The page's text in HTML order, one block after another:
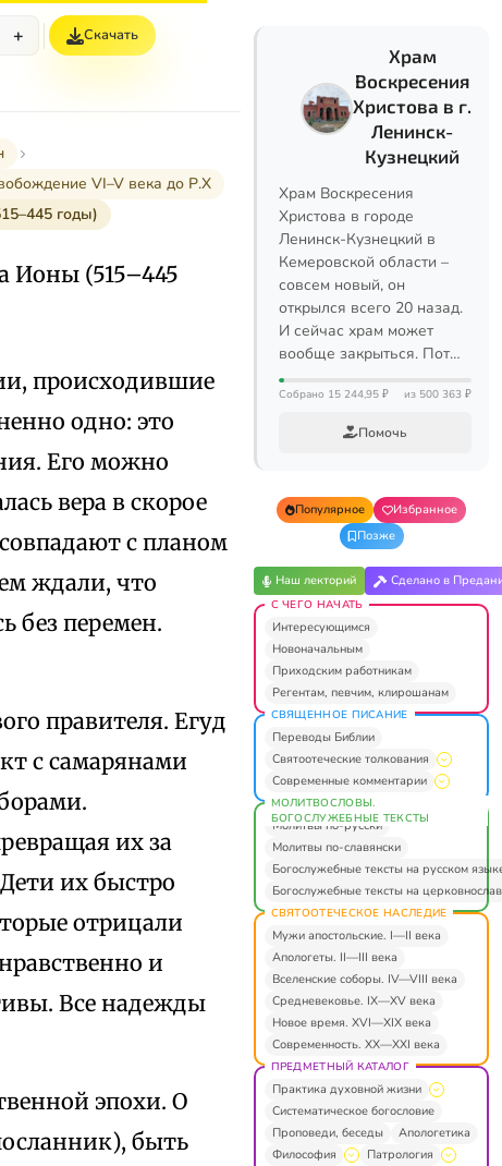
+ Скачать
VI–V века до Р.Х
годы)
Ионы (515–445
происходившие
одно: это
Его можно
вера в скорое
с планом
ждали, что
без перемен.
правителя. Егуд
с самарянами
их за
их быстро
отрицали
и
Все надежды
эпохи. О
быть
Храм
Воскресения
Христова в г.
Ленинск-
Кузнецкий
Храм Воскресения
Христова в городе
Ленинск-Кузнецкий в
Кемеровской области –
совсем новый, он
открылся всего 20 назад.
И сейчас храм может
вообще закрыться. Пот…
Собрано 15 244,95 ₽ из 500 363 ₽
Помочь
Популярное
Избранное
Позже
Наш лекторий Сделано в
С ЧЕГО НАЧАТЬ
Интересующимся
Новоначальным
Приходским работникам
Регентам, певчим, клирошанам
СВЯЩЕННОЕ ПИСАНИЕ
Переводы Библии
Святоотеческие толкования
Современные комментарии
МОЛИТВОСЛОВЫ.
БОГОСЛУЖЕБНЫЕ ТЕКСТЫ
Молитвы по-русски
Молитвы по-славянски
Богослужебные тексты на русском
Богослужебные тексты на
СВЯТООТЕЧЕСКОЕ НАСЛЕДИЕ
Мужи апостольские. I—II века
Апологеты. II—III века
Вселенские соборы. IV—VIII века
Средневековье. IX—XV века
Новое время. XVI—XIX века
Современность. XX—XXI века
ПРЕДМЕТНЫЙ КАТАЛОГ
Практика духовной жизни
Систематическое богословие
Проповеди, беседы
Апологетика
Философия
Патрология